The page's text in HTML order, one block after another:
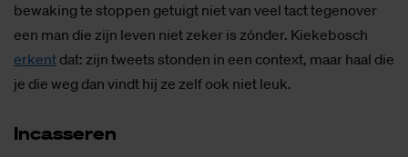
bewaking te stoppen getuigt niet van veel tact tegenover
een man die zijn leven niet zeker is zónder. Kiekebosch
erkent dat: zijn tweets stonden in een context, maar haal die
je die weg dan vindt hij ze zelf ook niet leuk.
In­cas­se­ren